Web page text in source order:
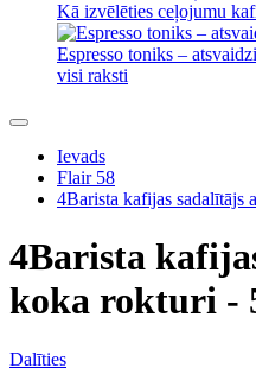
Kā izvēlēties ceļojumu
Espresso toniks –
visi raksti
Ievads
Flair 58
4Barista kafijas sadalītājs
4Barista
koka rokturi -
Dalīties